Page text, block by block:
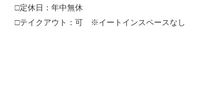
□定休日：年中無休
□テイクアウト：可 ※イートインスペースなし